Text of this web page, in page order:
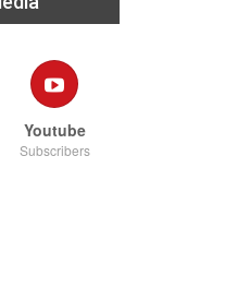
Youtube
Subscribers